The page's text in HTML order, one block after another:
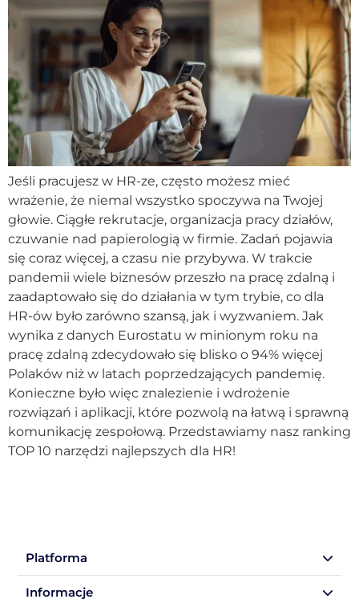
Jeśli pracujesz w HR-ze, często możesz mieć
wrażenie, że niemal wszystko spoczywa na Twojej
głowie. Ciągłe rekrutacje, organizacja pracy działów,
czuwanie nad papierologią w firmie. Zadań pojawia
się coraz więcej, a czasu nie przybywa. W trakcie
pandemii wiele biznesów przeszło na pracę zdalną i
zaadaptowało się do działania w tym trybie, co dla
HR-ów było zarówno szansą, jak i wyzwaniem. Jak
wynika z danych Eurostatu w minionym roku na
pracę zdalną zdecydowało się blisko o 94% więcej
Polaków niż w latach poprzedzających pandemię.
Konieczne było więc znalezienie i wdrożenie
rozwiązań i aplikacji, które pozwolą na łatwą i sprawną
komunikację zespołową. Przedstawiamy nasz ranking
TOP 10 narzędzi najlepszych dla HR!
Platforma
Informacje